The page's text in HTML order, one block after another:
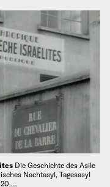
Die Geschichte des Asile
Nachtasyl, Tagesasyl
20.…